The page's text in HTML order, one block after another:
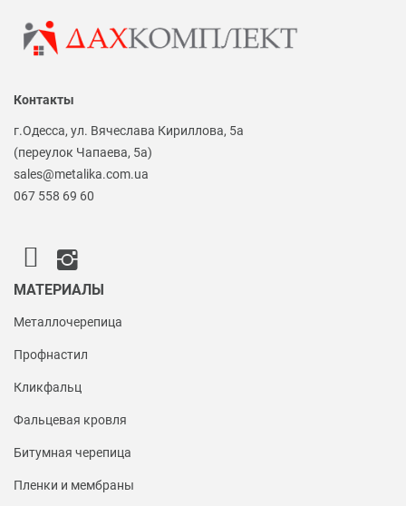
Контакты
г.Одесса, ул. Вячеслава Кириллова, 5а
(переулок Чапаева, 5а)
sales@metalika.com.ua
067 558 69 60
МАТЕРИАЛЫ
Металлочерепица
Профнастил
Кликфальц
Фальцевая кровля
Битумная черепица
Пленки и мембраны